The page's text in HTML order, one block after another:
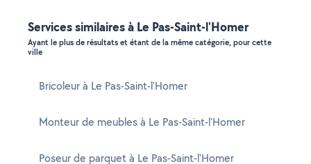
Services similaires à Le Pas-Saint-l'Homer
Ayant le plus de résultats et étant de la même catégorie, pour cette
ville
Bricoleur à Le Pas-Saint-l'Homer
Monteur de meubles à Le Pas-Saint-l'Homer
Poseur de parquet à Le Pas-Saint-l'Homer